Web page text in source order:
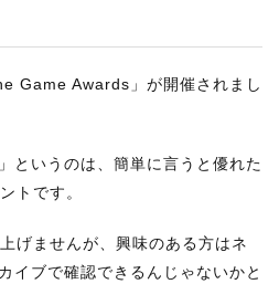
Game Awards」が開催されまし
というのは、簡単に言うと優れた
トです。
げませんが、興味のある方はネ
イブで確認できるんじゃないかと